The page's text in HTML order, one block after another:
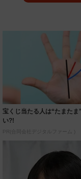
宝くじ当たる人は“たまたま
い?!
PR(合同会社デジタルファーム )